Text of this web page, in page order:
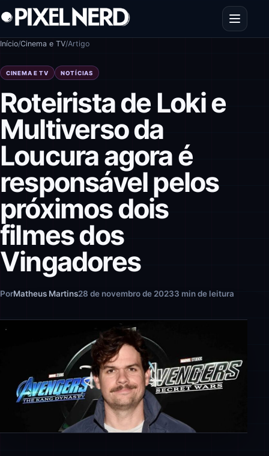
Pular para o conteúdo
Abrir
Início/Cinema e TV/Artigo
CINEMA E TV NOTÍCIAS
Roteirista de Loki e
Multiverso da
Loucura agora é
responsável pelos
próximos dois
filmes dos
Vingadores
PorMatheus Martins28 de novembro de 20233 min de leitura